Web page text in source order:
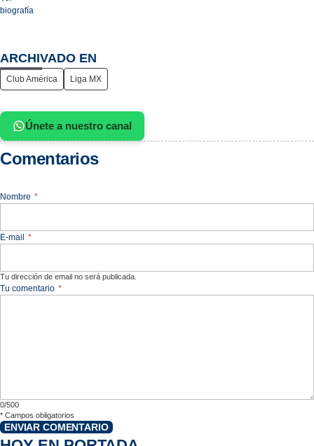
biografía
ARCHIVADO EN
Club América Liga MX
Únete a nuestro canal
Comentarios
Nombre *
E-mail *
Tu dirección de email no será publicada.
Tu comentario *
0/500
* Campos obligatorios
ENVIAR COMENTARIO